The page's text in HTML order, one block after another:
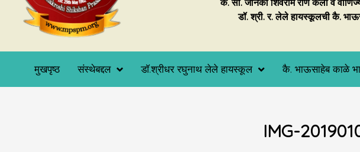
डॉ. श्री. र. लेले हायस्कूलची कै.
मुखपृष्ठ संस्थेबद्दल डॉ.श्रीधर रघुनाथ लेले हायस्कूल कै. भाऊसाहेब काळे
खटपटी
IMG-